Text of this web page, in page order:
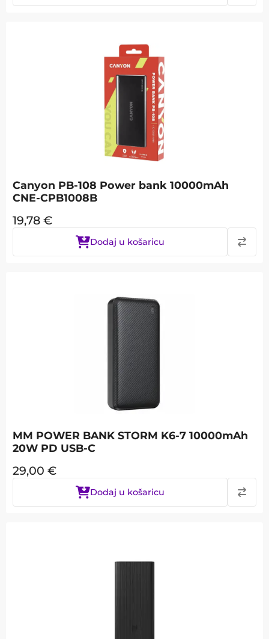
Canyon PB-108 Power bank 10000mAh
CNE-CPB1008B
19,78 €
Dodaj u košaricu
MM POWER BANK STORM K6-7 10000mAh
20W PD USB-C
29,00 €
Dodaj u košaricu